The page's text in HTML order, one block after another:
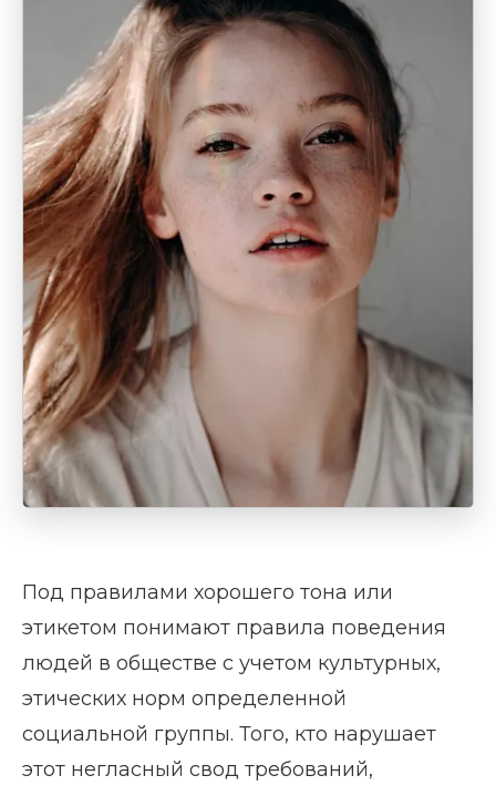
Под правилами хорошего тона или
этикетом понимают правила поведения
людей в обществе с учетом культурных,
этических норм определенной
социальной группы. Того, кто нарушает
этот негласный свод требований,